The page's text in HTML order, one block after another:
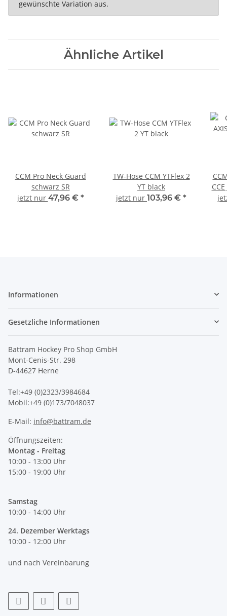
gewünschte Variation aus.
Ähnliche Artikel
CCM Pro Neck Guard
schwarz SR
jetzt nur 47,96 € *
TW-Hose CCM YTFlex 2
YT black
jetzt nur 103,96 € *
Informationen
Gesetzliche Informationen
Battram Hockey Pro Shop GmbH
Mont-Cenis-Str. 298
D-44627 Herne
Tel:+49 (0)2323/3984684
Mobil:+49 (0)173/7048037
E-Mail: info@battram.de
Öffnungszeiten:
Montag - Freitag
10:00 - 13:00 Uhr
15:00 - 19:00 Uhr
Samstag
10:00 - 14:00 Uhr
24. Dezember Werktags
10:00 - 12:00 Uhr
und nach Vereinbarung